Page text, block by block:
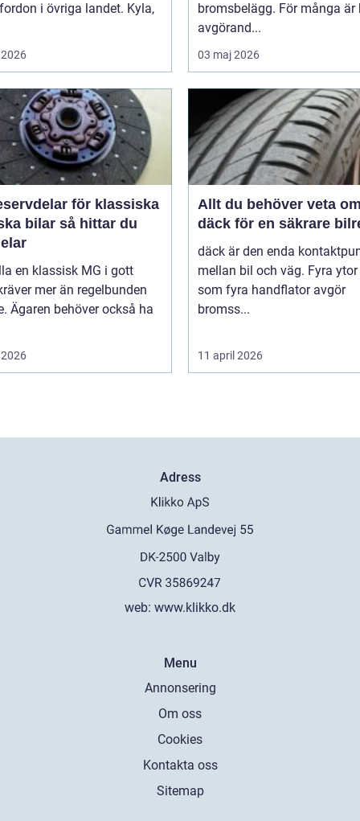
i övriga landet. Kyla,
bromsbelägg. För många är
avgörand...
03 maj 2026
för klassiska
så hittar du
en klassisk MG i gott
mer än regelbunden
Ägaren behöver också ha
Allt du behöver veta
däck för en säkrare
däck är den enda
mellan bil och väg. Fyra
som fyra handflator avgör
bromss...
11 april 2026
Adress
web: www.klikko.dk
Menu
Annonsering
Om oss
Cookies
Kontakta oss
Sitemap